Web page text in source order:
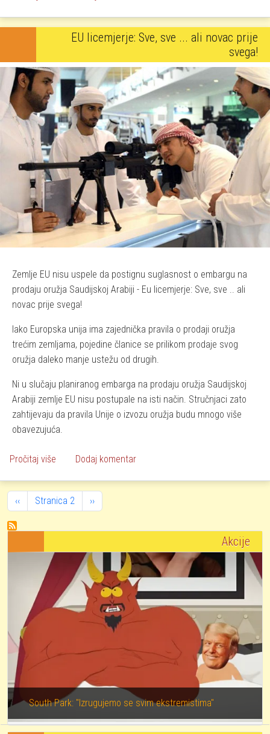
EU licemjerje: Sve, sve ... ali novac prije
svega!
Zemlje EU nisu uspele da postignu suglasnost o embargu na
prodaju oružja Saudijskoj Arabiji - Eu licemjerje: Sve, sve .. ali
novac prije svega!
Iako Europska unija ima zajednička pravila o prodaji oružja
trećim zemljama, pojedine članice se prilikom prodaje svog
oružja daleko manje ustežu od drugih.
Ni u slučaju planiranog embarga na prodaju oružja Saudijskoj
Arabiji zemlje EU nisu postupale na isti način. Stručnjaci zato
zahtijevaju da pravila Unije o izvozu oružja budu mnogo više
obavezujuća.
Pročitaj više o EU licemjerje: Sve, sve ... ali novac prije svega!
Dodaj komentar
Pagination
Previous page
‹‹ Stranica 2 Next page
››
Akcije
South Park: "Izrugujemo se svim ekstremistima"